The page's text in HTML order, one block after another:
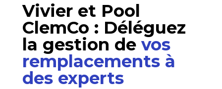
Vivier et Pool
ClemCo : Déléguez
la gestion de vos
remplacements à
des experts